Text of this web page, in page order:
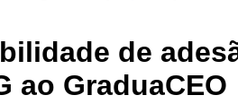
de
ao GraduaCEO